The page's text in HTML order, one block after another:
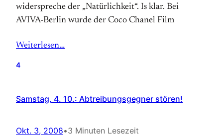
widerspreche der „Natürlichkeit“. Is klar. Bei
AVIVA-Berlin wurde der Coco Chanel Film
Weiterlesen…
4
Samstag, 4. 10.: Abtreibungsgegner stören!
Okt. 3, 2008•3 Minuten Lesezeit